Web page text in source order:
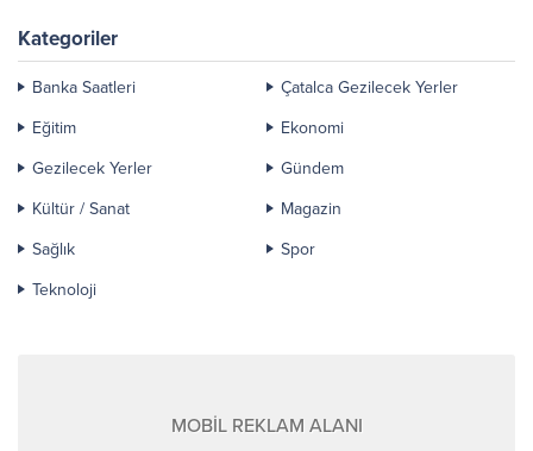
Kategoriler
Banka Saatleri
Çatalca Gezilecek Yerler
Eğitim
Ekonomi
Gezilecek Yerler
Gündem
Kültür / Sanat
Magazin
Sağlık
Spor
Teknoloji
MOBİL REKLAM ALANI